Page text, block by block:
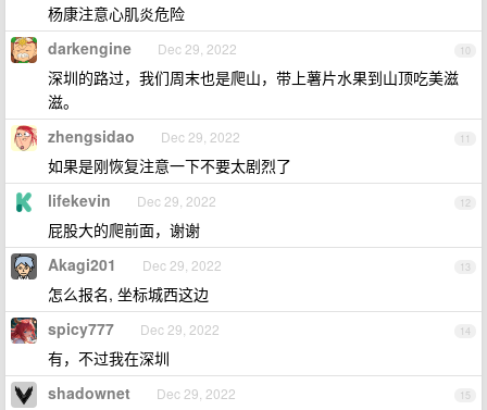
杨康注意心肌炎危险
10
darkengine Dec 29, 2022
深圳的路过，我们周末也是爬山，带上薯片水果到山顶吃美滋
滋。
11
zhengsidao Dec 29, 2022
如果是刚恢复注意一下不要太剧烈了
12
lifekevin Dec 29, 2022
屁股大的爬前面，谢谢
13
Akagi201 Dec 29, 2022
怎么报名, 坐标城西这边
14
spicy777 Dec 29, 2022
有，不过我在深圳
15
shadownet Dec 29, 2022